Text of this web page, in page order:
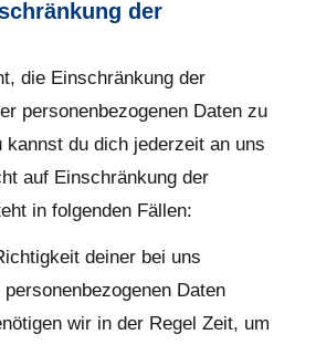
der
die Einschränkung der
personenbezogenen Daten zu
kannst du dich jederzeit an uns
auf Einschränkung der
in folgenden Fällen:
deiner bei uns
Daten
wir in der Regel Zeit, um